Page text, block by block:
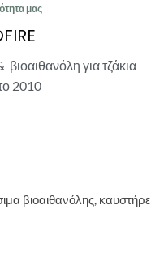
μας
για τζάκια
2010
βιοαιθανόλης,